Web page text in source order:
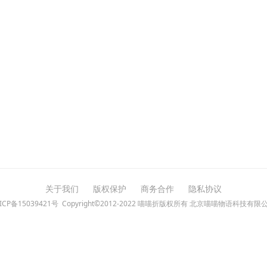
关于我们 版权保护 商务合作 隐私协议
备15039421号Copyright©2012-2022 喵喵折版权所有 北京喵喵物语科技有限